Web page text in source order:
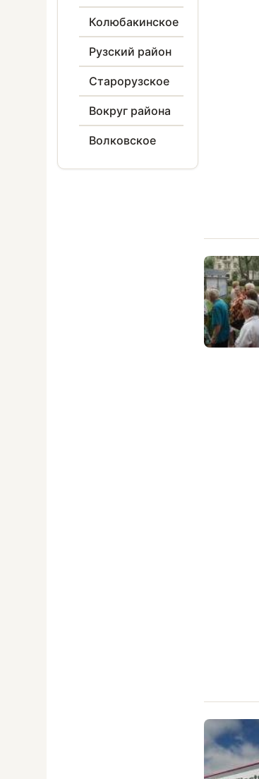
Колюбакинское
Рузский район
Старорузское
Вокруг района
Волковское